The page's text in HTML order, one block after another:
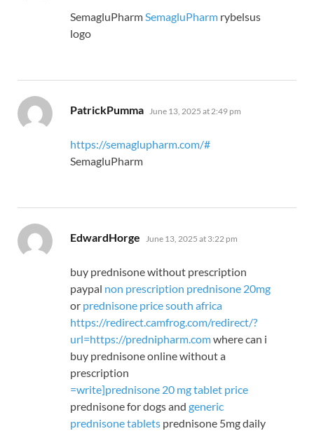
SemagluPharmSemagluPharm rybelsus
logo
PatrickPumma says:
June 13, 2025 at 2:49 pm
https://semaglupharm.com/#
SemagluPharm
EdwardHorge says:
June 13, 2025 at 3:22 pm
buy prednisone without prescription
paypal non prescription prednisone 20mg
or prednisone price south africa
https://redirect.camfrog.com/redirect/?
url=https://prednipharm.comwhere can i
buy prednisone online without a
prescription
=write]prednisone 20 mg tablet price
prednisone for dogs and generic
prednisone tablets prednisone 5mg daily